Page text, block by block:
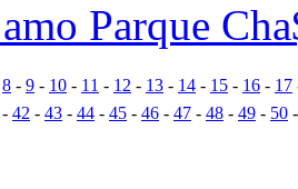
Parque
8 - 9 - 10 - 11 - 12 - 13 - 14 - 15 - 16 - 17
- 42 - 43 - 44 - 45 - 46 - 47 - 48 - 49 - 50